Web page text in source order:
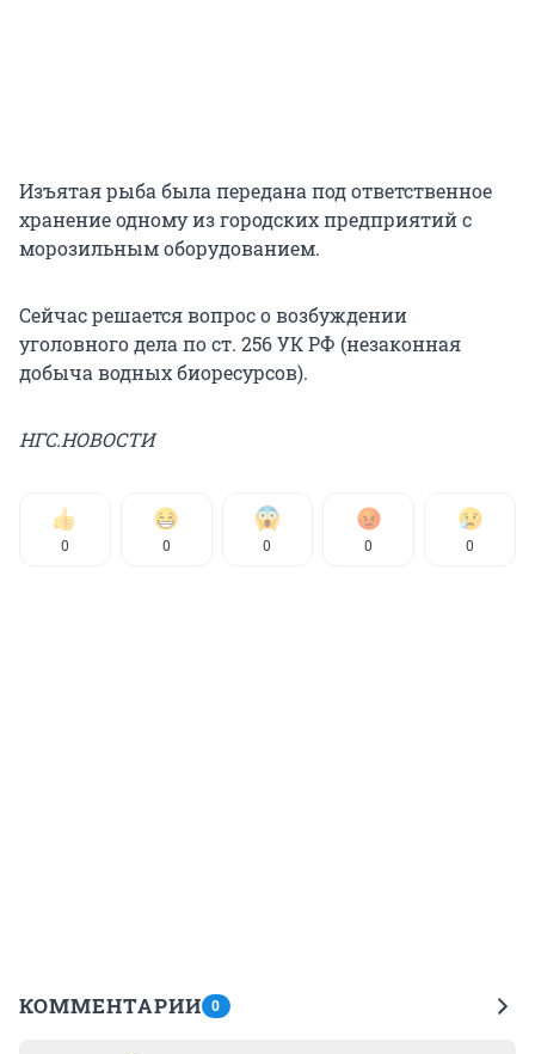
Изъятая рыба была передана под ответственное
хранение одному из городских предприятий с
морозильным оборудованием.
Сейчас решается вопрос о возбуждении
уголовного дела по ст. 256 УК РФ (незаконная
добыча водных биоресурсов).
НГС.НОВОСТИ
0 0 0 0 0
КОММЕНТАРИИ 0